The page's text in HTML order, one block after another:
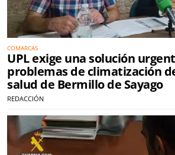
COMARCAS
UPL exige una solución
problemas de climatización
salud de Bermillo de Sayago
REDACCIÓN